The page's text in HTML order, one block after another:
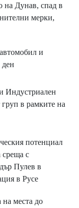
на Дунав, спад в
мерки,
и
ден
Индустриален
в рамките на
потенциал
среща с
Пулев в
в Русе
места до